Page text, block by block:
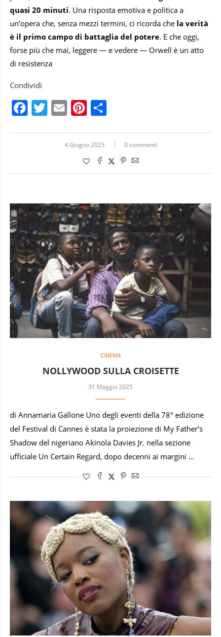
quasi 20 minuti. Una risposta emotiva e politica a
un’opera che, senza mezzi termini, ci ricorda che la verità
è il primo campo di battaglia del potere. E che oggi,
forse più che mai, leggere — e vedere — Orwell è un atto
di resistenza
Condividi
Facebook
Twitter
EmailPinterest
4 Giugno 2025 0 commentI
CINEMA
NOLLYWOOD SULLA CROISETTE
31 Maggio 2025
di Annamaria Gallone Uno degli eventi della 78° edizione
del Festival di Cannes è stata la proiezione di My Father’s
Shadow del nigeriano Akinola Davies Jr. nella sezione
ufficiale Un Certain Regard, dopo decenni ai margini …